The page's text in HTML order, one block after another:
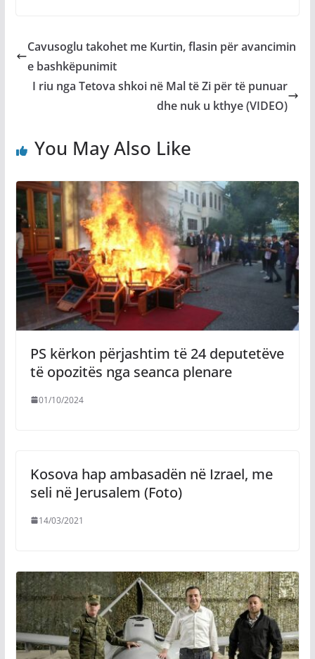
Cavusoglu takohet me Kurtin, flasin për avancimin
e bashkëpunimit
I riu nga Tetova shkoi në Mal të Zi për të punuar
dhe nuk u kthye (VIDEO)
You May Also Like
PS kërkon përjashtim të 24 deputetëve
të opozitës nga seanca plenare
01/10/2024
Kosova hap ambasadën në Izrael, me
seli në Jerusalem (Foto)
14/03/2021